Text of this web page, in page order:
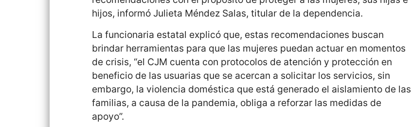
hijos, informó Julieta Méndez Salas, titular de la dependencia.
La funcionaria estatal explicó que, estas recomendaciones buscan
brindar herramientas para que las mujeres puedan actuar en momentos
de crisis, “el CJM cuenta con protocolos de atención y protección en
beneficio de las usuarias que se acercan a solicitar los servicios, sin
embargo, la violencia doméstica que está generado el aislamiento de las
familias, a causa de la pandemia, obliga a reforzar las medidas de
apoyo”.